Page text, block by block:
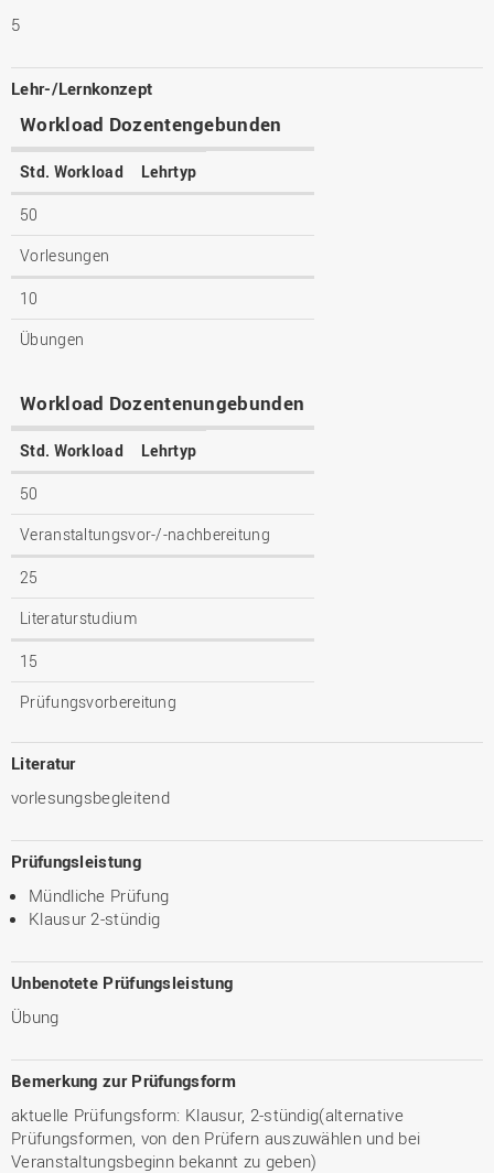
5
Lehr-/Lernkonzept
Workload Dozentengebunden
Std. Workload Lehrtyp
50
Vorlesungen
10
Übungen
Workload Dozentenungebunden
Std. Workload Lehrtyp
50
Veranstaltungsvor-/-nachbereitung
25
Literaturstudium
15
Prüfungsvorbereitung
Literatur
vorlesungsbegleitend
Prüfungsleistung
Mündliche Prüfung
Klausur 2-stündig
Unbenotete Prüfungsleistung
Übung
Bemerkung zur Prüfungsform
aktuelle Prüfungsform: Klausur, 2-stündig(alternative
Prüfungsformen, von den Prüfern auszuwählen und bei
Veranstaltungsbeginn bekannt zu geben)